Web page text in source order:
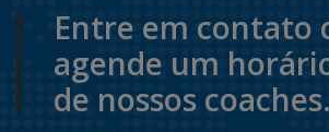
Entre em contato
agende um
de nossos coaches.